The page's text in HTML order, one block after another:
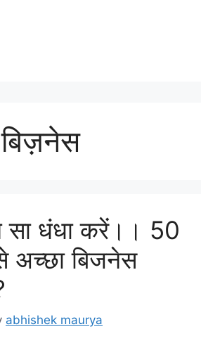
सा धंधा करें।। 50
अच्छा बिजनेस
abhishek maurya